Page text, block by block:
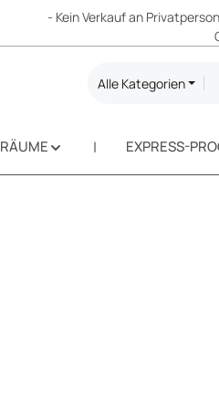
- Kein Verkauf an
Alle Kategorien
RÄUME EXPRESS-